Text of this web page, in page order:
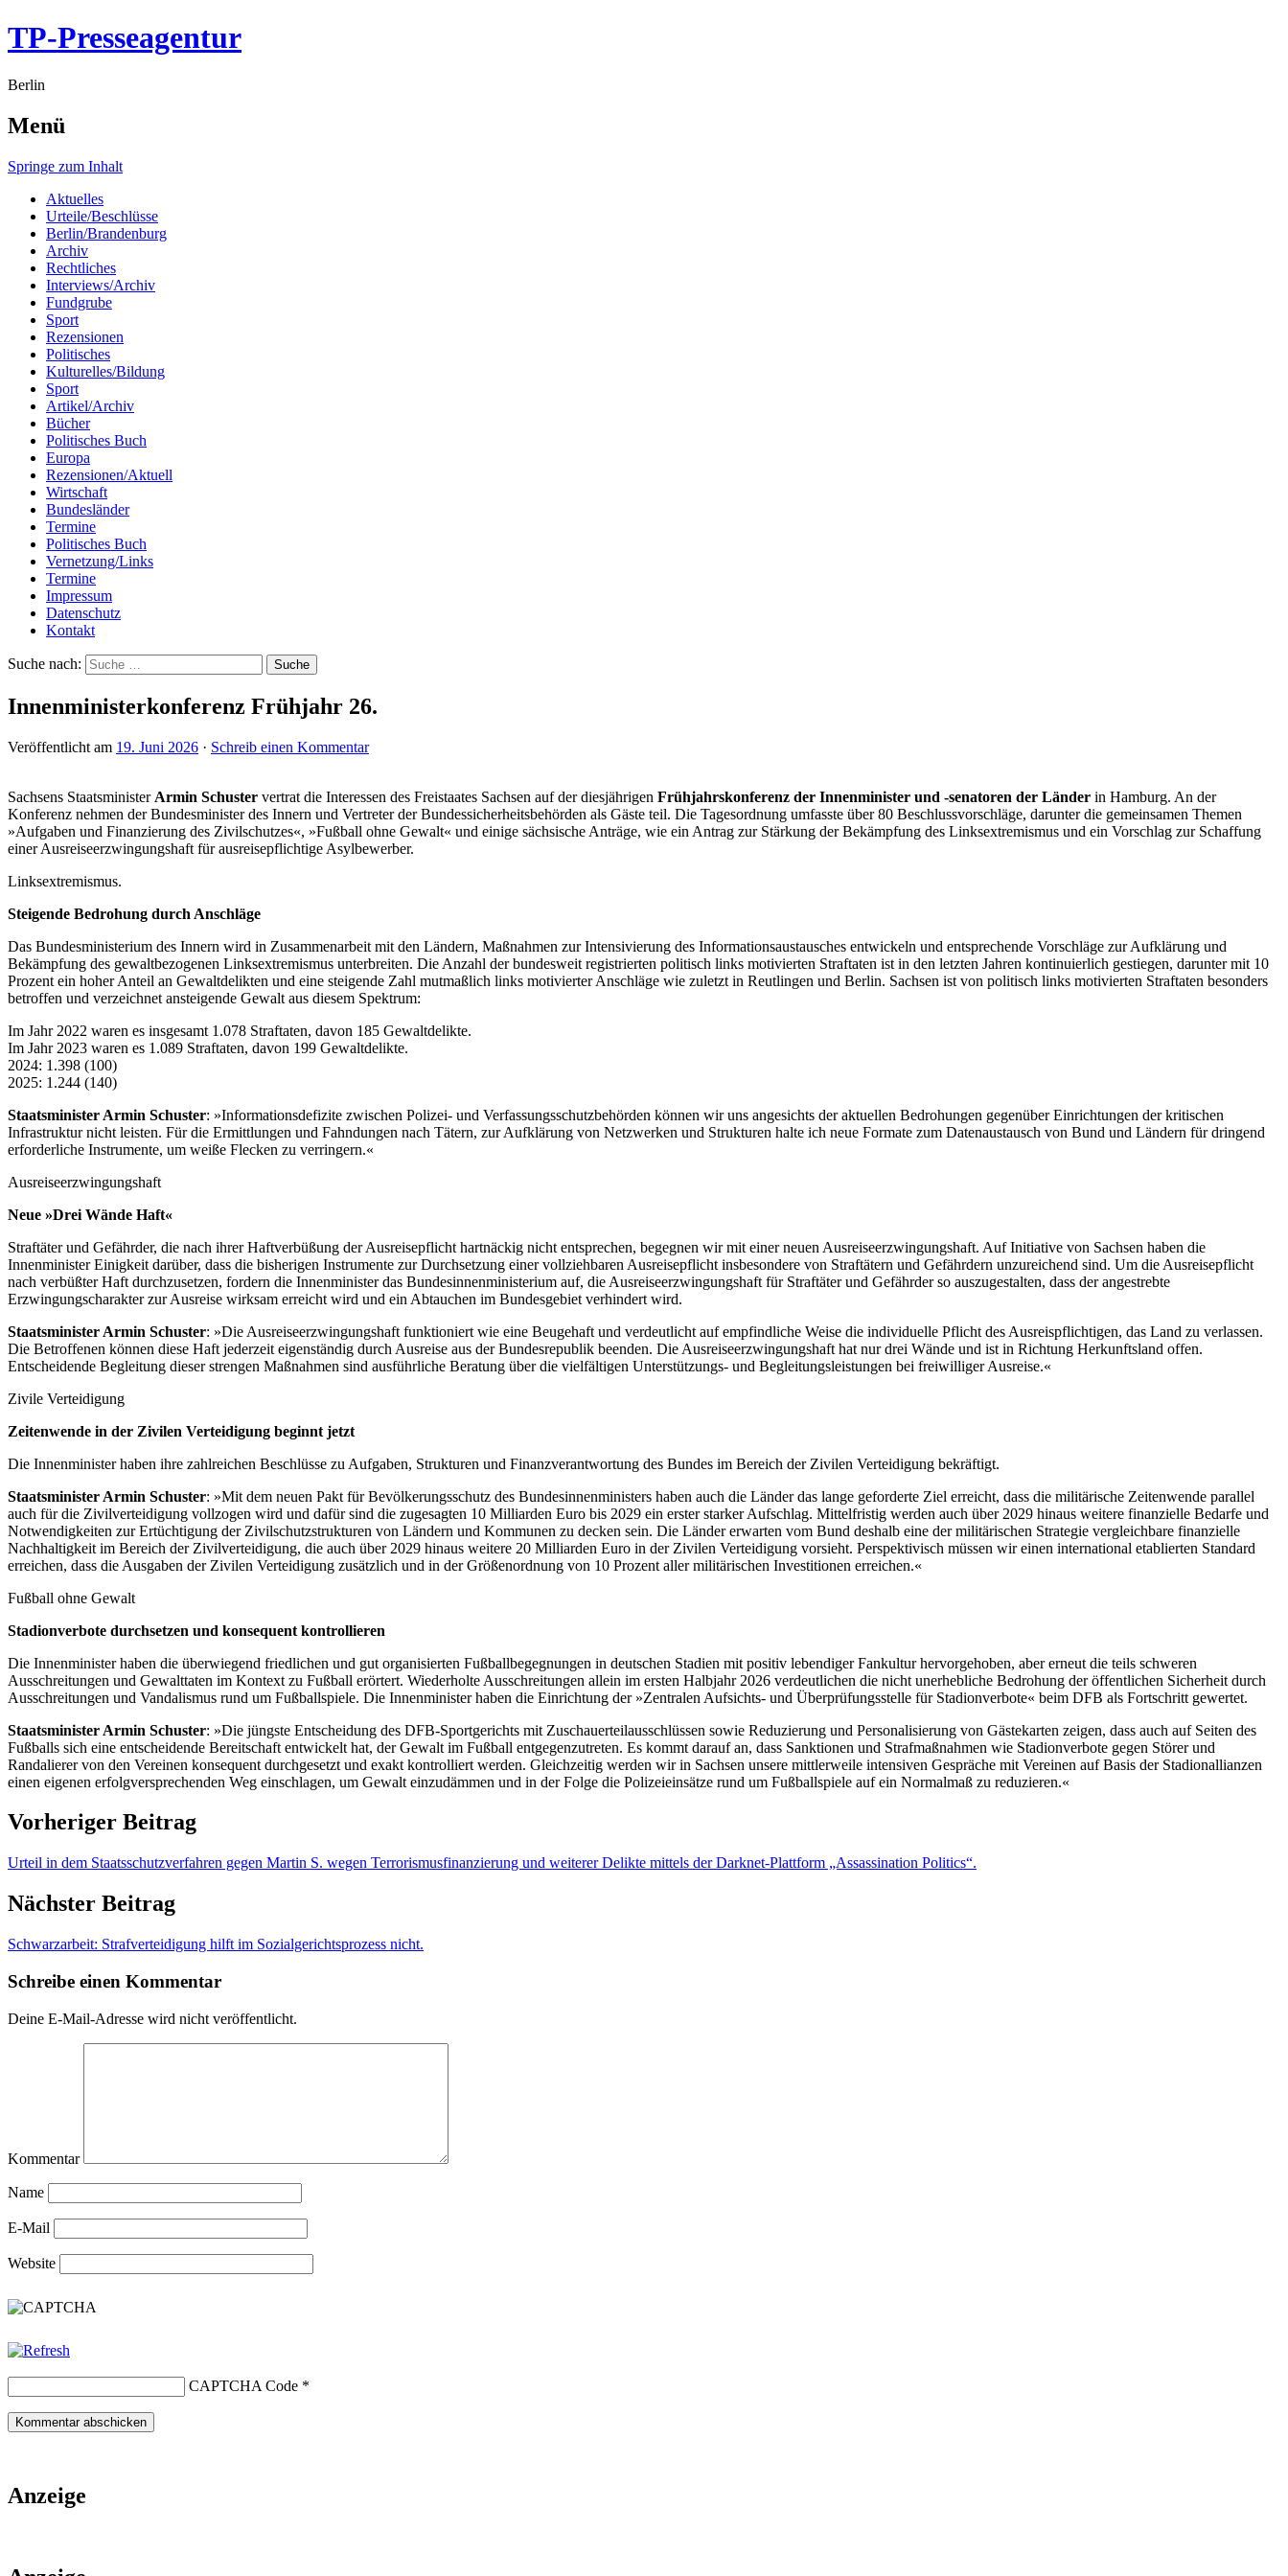
TP-Presseagentur
Berlin
Menü
Springe zum Inhalt
Aktuelles
Urteile/Beschlüsse
Berlin/Brandenburg
Archiv
Rechtliches
Interviews/Archiv
Fundgrube
Sport
Rezensionen
Politisches
Kulturelles/Bildung
Sport
Artikel/Archiv
Bücher
Politisches Buch
Europa
Rezensionen/Aktuell
Wirtschaft
Bundesländer
Termine
Politisches Buch
Vernetzung/Links
Termine
Impressum
Datenschutz
Kontakt
Suche nach:
Innenministerkonferenz Frühjahr 26.
Veröffentlicht am 19. Juni 2026 · Schreib einen Kommentar
Sachsens Staatsminister Armin Schuster vertrat die Interessen des Freistaates Sachsen auf der diesjährigen Frühjahrskonferenz der Innenminister und -senatoren der Länder in Hamburg. An der
Konferenz nehmen der Bundesminister des Innern und Vertreter der Bundessicherheitsbehörden als Gäste teil. Die Tagesordnung umfasste über 80 Beschlussvorschläge, darunter die gemeinsamen Themen
»Aufgaben und Finanzierung des Zivilschutzes«, »Fußball ohne Gewalt« und einige sächsische Anträge, wie ein Antrag zur Stärkung der Bekämpfung des Linksextremismus und ein Vorschlag zur Schaffung
einer Ausreiseerzwingungshaft für ausreisepflichtige Asylbewerber.
Linksextremismus.
Steigende Bedrohung durch Anschläge
Das Bundesministerium des Innern wird in Zusammenarbeit mit den Ländern, Maßnahmen zur Intensivierung des Informationsaustausches entwickeln und entsprechende Vorschläge zur Aufklärung und
Bekämpfung des gewaltbezogenen Linksextremismus unterbreiten. Die Anzahl der bundesweit registrierten politisch links motivierten Straftaten ist in den letzten Jahren kontinuierlich gestiegen, darunter mit 10
Prozent ein hoher Anteil an Gewaltdelikten und eine steigende Zahl mutmaßlich links motivierter Anschläge wie zuletzt in Reutlingen und Berlin. Sachsen ist von politisch links motivierten Straftaten besonders
betroffen und verzeichnet ansteigende Gewalt aus diesem Spektrum:
Im Jahr 2022 waren es insgesamt 1.078 Straftaten, davon 185 Gewaltdelikte.
Im Jahr 2023 waren es 1.089 Straftaten, davon 199 Gewaltdelikte.
2024: 1.398 (100)
2025: 1.244 (140)
Staatsminister Armin Schuster: »Informationsdefizite zwischen Polizei- und Verfassungsschutzbehörden können wir uns angesichts der aktuellen Bedrohungen gegenüber Einrichtungen der kritischen
Infrastruktur nicht leisten. Für die Ermittlungen und Fahndungen nach Tätern, zur Aufklärung von Netzwerken und Strukturen halte ich neue Formate zum Datenaustausch von Bund und Ländern für dringend
erforderliche Instrumente, um weiße Flecken zu verringern.«
Ausreiseerzwingungshaft
Neue »Drei Wände Haft«
Straftäter und Gefährder, die nach ihrer Haftverbüßung der Ausreisepflicht hartnäckig nicht entsprechen, begegnen wir mit einer neuen Ausreiseerzwingungshaft. Auf Initiative von Sachsen haben die
Innenminister Einigkeit darüber, dass die bisherigen Instrumente zur Durchsetzung einer vollziehbaren Ausreisepflicht insbesondere von Straftätern und Gefährdern unzureichend sind. Um die Ausreisepflicht
nach verbüßter Haft durchzusetzen, fordern die Innenminister das Bundesinnenministerium auf, die Ausreiseerzwingungshaft für Straftäter und Gefährder so auszugestalten, dass der angestrebte
Erzwingungscharakter zur Ausreise wirksam erreicht wird und ein Abtauchen im Bundesgebiet verhindert wird.
Staatsminister Armin Schuster: »Die Ausreiseerzwingungshaft funktioniert wie eine Beugehaft und verdeutlicht auf empfindliche Weise die individuelle Pflicht des Ausreispflichtigen, das Land zu verlassen.
Die Betroffenen können diese Haft jederzeit eigenständig durch Ausreise aus der Bundesrepublik beenden. Die Ausreiseerzwingungshaft hat nur drei Wände und ist in Richtung Herkunftsland offen.
Entscheidende Begleitung dieser strengen Maßnahmen sind ausführliche Beratung über die vielfältigen Unterstützungs- und Begleitungsleistungen bei freiwilliger Ausreise.«
Zivile Verteidigung
Zeitenwende in der Zivilen Verteidigung beginnt jetzt
Die Innenminister haben ihre zahlreichen Beschlüsse zu Aufgaben, Strukturen und Finanzverantwortung des Bundes im Bereich der Zivilen Verteidigung bekräftigt.
Staatsminister Armin Schuster: »Mit dem neuen Pakt für Bevölkerungsschutz des Bundesinnenministers haben auch die Länder das lange geforderte Ziel erreicht, dass die militärische Zeitenwende parallel
auch für die Zivilverteidigung vollzogen wird und dafür sind die zugesagten 10 Milliarden Euro bis 2029 ein erster starker Aufschlag. Mittelfristig werden auch über 2029 hinaus weitere finanzielle Bedarfe und
Notwendigkeiten zur Ertüchtigung der Zivilschutzstrukturen von Ländern und Kommunen zu decken sein. Die Länder erwarten vom Bund deshalb eine der militärischen Strategie vergleichbare finanzielle
Nachhaltigkeit im Bereich der Zivilverteidigung, die auch über 2029 hinaus weitere 20 Milliarden Euro in der Zivilen Verteidigung vorsieht. Perspektivisch müssen wir einen international etablierten Standard
erreichen, dass die Ausgaben der Zivilen Verteidigung zusätzlich und in der Größenordnung von 10 Prozent aller militärischen Investitionen erreichen.«
Fußball ohne Gewalt
Stadionverbote durchsetzen und konsequent kontrollieren
Die Innenminister haben die überwiegend friedlichen und gut organisierten Fußballbegegnungen in deutschen Stadien mit positiv lebendiger Fankultur hervorgehoben, aber erneut die teils schweren
Ausschreitungen und Gewalttaten im Kontext zu Fußball erörtert. Wiederholte Ausschreitungen allein im ersten Halbjahr 2026 verdeutlichen die nicht unerhebliche Bedrohung der öffentlichen Sicherheit durch
Ausschreitungen und Vandalismus rund um Fußballspiele. Die Innenminister haben die Einrichtung der »Zentralen Aufsichts- und Überprüfungsstelle für Stadionverbote« beim DFB als Fortschritt gewertet.
Staatsminister Armin Schuster: »Die jüngste Entscheidung des DFB-Sportgerichts mit Zuschauerteilausschlüssen sowie Reduzierung und Personalisierung von Gästekarten zeigen, dass auch auf Seiten des
Fußballs sich eine entscheidende Bereitschaft entwickelt hat, der Gewalt im Fußball entgegenzutreten. Es kommt darauf an, dass Sanktionen und Strafmaßnahmen wie Stadionverbote gegen Störer und
Randalierer von den Vereinen konsequent durchgesetzt und exakt kontrolliert werden. Gleichzeitig werden wir in Sachsen unsere mittlerweile intensiven Gespräche mit Vereinen auf Basis der Stadionallianzen
einen eigenen erfolgversprechenden Weg einschlagen, um Gewalt einzudämmen und in der Folge die Polizeieinsätze rund um Fußballspiele auf ein Normalmaß zu reduzieren.«
Vorheriger Beitrag
Urteil in dem Staatsschutzverfahren gegen Martin S. wegen Terrorismusfinanzierung und weiterer Delikte mittels der Darknet-Plattform „Assassination Politics“.
Nächster Beitrag
Schwarzarbeit: Strafverteidigung hilft im Sozialgerichtsprozess nicht.
Schreibe einen Kommentar
Deine E-Mail-Adresse wird nicht veröffentlicht.
Kommentar
Name
E-Mail
Website
CAPTCHA Code *
Anzeige